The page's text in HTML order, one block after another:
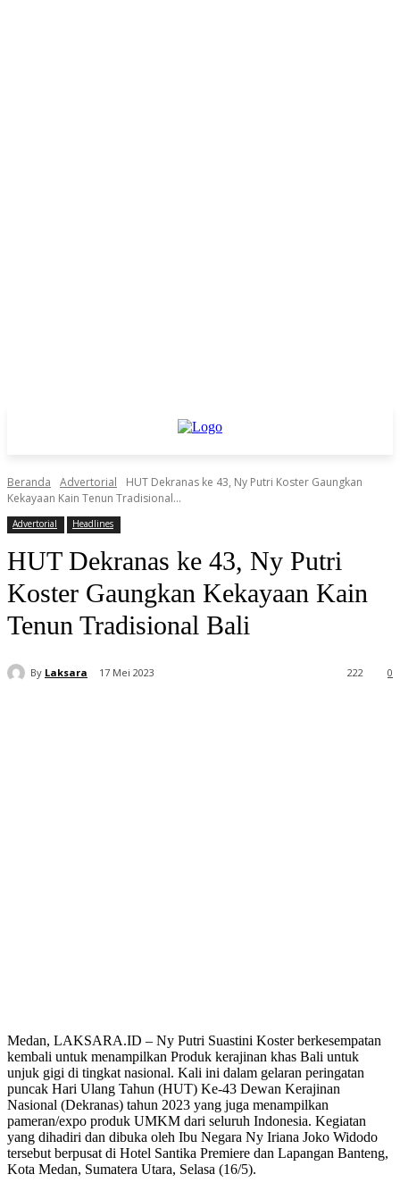
Beranda Advertorial
HUT Dekranas ke 43, Ny Putri Koster Gaungkan
Kekayaan Kain Tenun Tradisional...
Advertorial Headlines
HUT Dekranas ke 43, Ny Putri
Koster Gaungkan Kekayaan Kain
Tenun Tradisional Bali
By Laksara 17 Mei 2023 0
222
Medan, LAKSARA.ID – Ny Putri Suastini Koster berkesempatan
kembali untuk menampilkan Produk kerajinan khas Bali untuk
unjuk gigi di tingkat nasional. Kali ini dalam gelaran peringatan
puncak Hari Ulang Tahun (HUT) Ke-43 Dewan Kerajinan
Nasional (Dekranas) tahun 2023 yang juga menampilkan
pameran/expo produk UMKM dari seluruh Indonesia. Kegiatan
yang dihadiri dan dibuka oleh Ibu Negara Ny Iriana Joko Widodo
tersebut berpusat di Hotel Santika Premiere dan Lapangan Banteng,
Kota Medan, Sumatera Utara, Selasa (16/5).